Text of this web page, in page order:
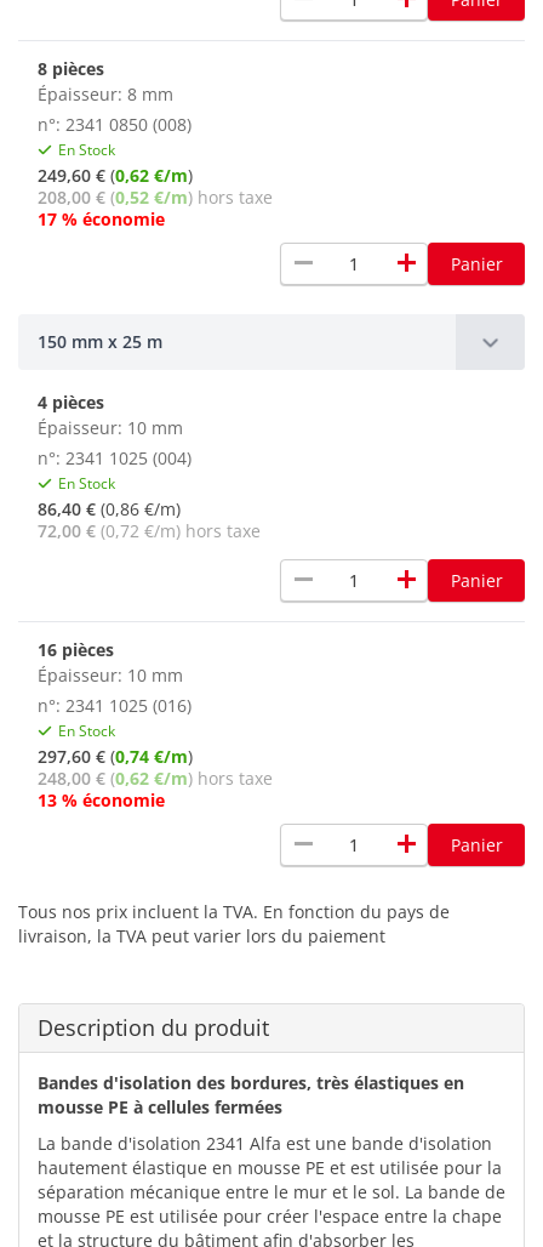
8 pièces
Épaisseur: 8 mm
n°: 2341 0850 (008)
En Stock
249,60 € (0,62 €/m)
208,00 € (0,52 €/m) hors taxe
17 % économie
remove add Panier
150 mm x 25 m
4 pièces
Épaisseur: 10 mm
n°: 2341 1025 (004)
En Stock
86,40 € (0,86 €/m)
72,00 € (0,72 €/m) hors taxe
remove add Panier
16 pièces
Épaisseur: 10 mm
n°: 2341 1025 (016)
En Stock
297,60 € (0,74 €/m)
248,00 € (0,62 €/m) hors taxe
13 % économie
remove add Panier
Tous nos prix incluent la TVA. En fonction du pays de
livraison, la TVA peut varier lors du paiement
Description du produit
Bandes d'isolation des bordures, très élastiques en
mousse PE à cellules fermées
La bande d'isolation 2341 Alfa est une bande d'isolation
hautement élastique en mousse PE et est utilisée pour la
séparation mécanique entre le mur et le sol. La bande de
mousse PE est utilisée pour créer l'espace entre la chape
et la structure du bâtiment afin d'absorber les